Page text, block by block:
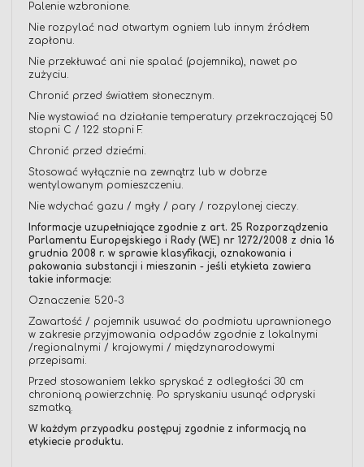
Palenie wzbronione.
Nie rozpylać nad otwartym ogniem lub innym źródłem
zapłonu.
Nie przekłuwać ani nie spalać (pojemnika), nawet po
zużyciu.
Chronić przed światłem słonecznym.
Nie wystawiać na działanie temperatury przekraczającej 50
stopni C / 122 stopni F.
Chronić przed dziećmi.
Stosować wyłącznie na zewnątrz lub w dobrze
wentylowanym pomieszczeniu.
Nie wdychać gazu / mgły / pary / rozpylonej cieczy.
Informacje uzupełniające zgodnie z art. 25 Rozporządzenia
Parlamentu Europejskiego i Rady (WE) nr 1272/2008 z dnia 16
grudnia 2008 r. w sprawie klasyfikacji, oznakowania i
pakowania substancji i mieszanin - jeśli etykieta zawiera
takie informacje:
Oznaczenie: 520-3
Zawartość / pojemnik usuwać do podmiotu uprawnionego
w zakresie przyjmowania odpadów zgodnie z lokalnymi
/regionalnymi / krajowymi / międzynarodowymi
przepisami.
Przed stosowaniem lekko spryskać z odległości 30 cm
chronioną powierzchnię. Po spryskaniu usunąć odpryski
szmatką.
W każdym przypadku postępuj zgodnie z informacją na
etykiecie produktu.